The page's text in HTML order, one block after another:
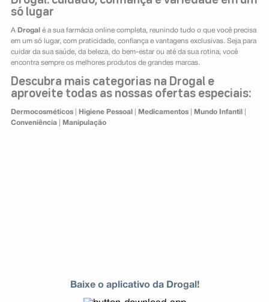
só lugar
A Drogal é a sua farmácia online completa, reunindo tudo o que você precisa
em um só lugar, com praticidade, confiança e vantagens exclusivas. Seja para
cuidar da sua saúde, da beleza, do bem-estar ou até da sua rotina, você
encontra sempre os melhores produtos de grandes marcas.
Descubra mais categorias na Drogal e
aproveite todas as nossas ofertas especiais:
Dermocosméticos| Higiene Pessoal Medicamentos| Mundo Infantil
Conveniência| Manipulação
Baixe o aplicativo da Drogal!